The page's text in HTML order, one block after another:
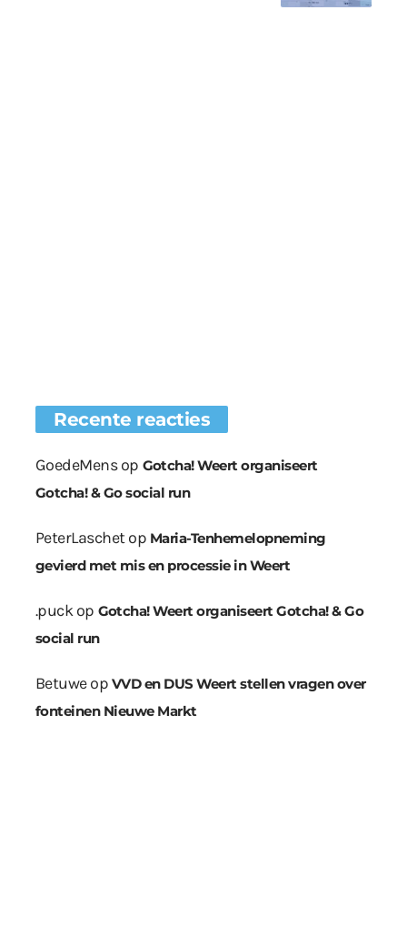
Recente reacties
GoedeMensop Gotcha! Weert organiseert
Gotcha! & Go social run
PeterLaschetop Maria-Tenhemelopneming
gevierd met mis en processie in Weert
.puckop Gotcha! Weert organiseert Gotcha! & Go
social run
Betuweop VVD en DUS Weert stellen vragen over
fonteinen Nieuwe Markt